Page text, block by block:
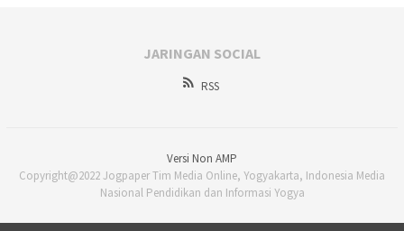
JARINGAN SOCIAL
RSS
Versi Non AMP
Copyright@2022 Jogpaper Tim Media Online, Yogyakarta, Indonesia Media
Nasional Pendidikan dan Informasi Yogya